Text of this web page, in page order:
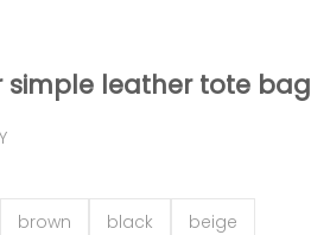
simple leather tote bag
brown black beige